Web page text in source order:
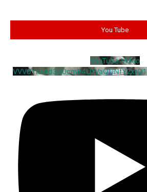
You Tube
YouTube Video